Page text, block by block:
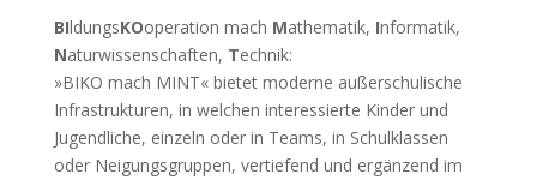
BIldungsKOoperation mach Mathematik, Informatik,
Naturwissenschaften, Technik:
»BIKO mach MINT« bietet moderne außerschulische
Infrastrukturen, in welchen interessierte Kinder und
Jugendliche, einzeln oder in Teams, in Schulklassen
oder Neigungsgruppen, vertiefend und ergänzend im